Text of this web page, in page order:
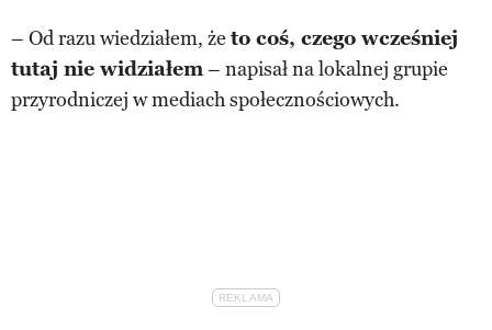
– Od razu wiedziałem, że to coś, czego wcześniej
tutaj nie widziałem– napisał na lokalnej grupie
przyrodniczej w mediach społecznościowych.